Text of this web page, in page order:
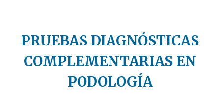
PRUEBAS DIAGNÓSTICAS
COMPLEMENTARIAS EN
PODOLOGÍA